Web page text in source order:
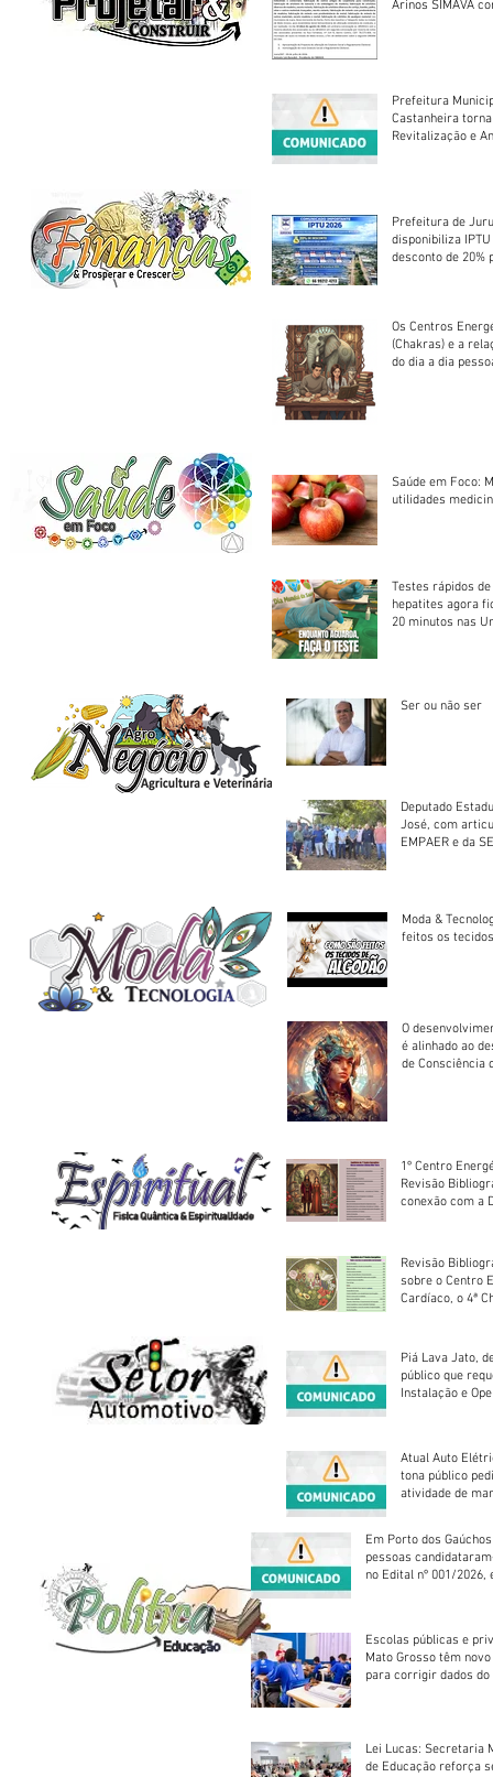
Arinos SIMAVA convoca à
Prefeitura
Castanheira
Revitalização e
Prefeitura de
disponibiliza
desconto de 20%
Os Centros
(Chakras) e a
do dia a dia
Saúde em Foco:
utilidades
Testes rápidos
hepatites agora
20 minutos nas
Ser ou não ser
Deputado
José, com
EMPAER e da
Moda &
feitos os
O
é alinhado ao
de Consciência
1º Centro
Revisão
conexão com a
Revisão
sobre o Centro
Cardíaco, o 4ª
Piá Lava Jato,
público que
Instalação e
Atual Auto
tona público
atividade de
Em Porto dos
pessoas
no Edital nº 001/2026,
Escolas públicas e
Mato Grosso têm
para corrigir dados do
Lei Lucas: Secretaria
de Educação reforça